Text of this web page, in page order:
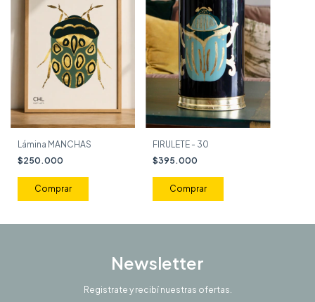
Lámina MANCHAS
$250.000
Comprar
FIRULETE - 30
$395.000
Newsletter
Registrate y recibí nuestras ofertas.